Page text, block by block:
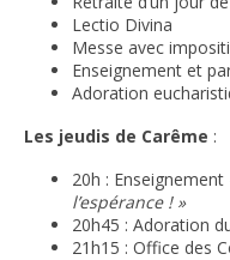
Lectio Divina
Messe avec
Enseignement et
Adoration
Les jeudis de Carême :
20h : Enseignement
l’espérance ! »
20h45 : Adoration
21h15 : Office des